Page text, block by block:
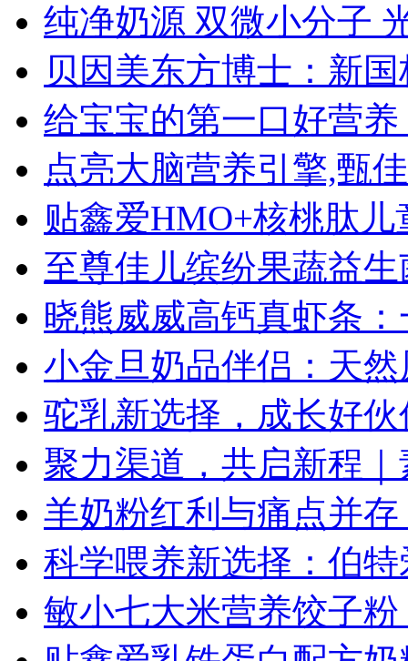
纯净奶源 双微小分子
贝因美东方博士：新
给宝宝的第一口好营
点亮大脑营养引擎,甄
贴鑫爱HMO+核桃肽
至尊佳儿缤纷果蔬益
晓熊威威高钙真虾条
小金旦奶品伴侣：天
驼乳新选择，成长好
聚力渠道，共启新程
羊奶粉红利与痛点并
科学喂养新选择：伯
敏小七大米营养饺子